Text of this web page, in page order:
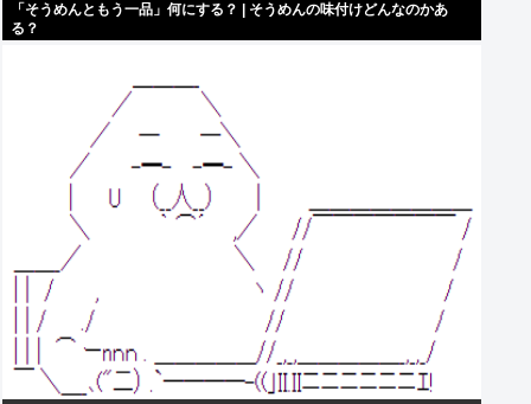
「そうめんともう一品」何にする？ | そうめんの味付けどんなのかあ
る？